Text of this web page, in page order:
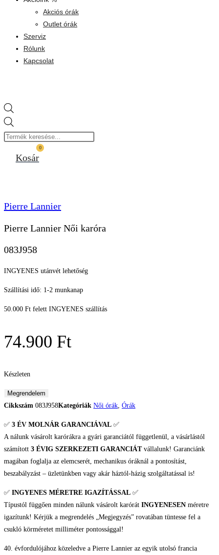
Akciós órák
Outlet órák
Szerviz
Rólunk
Kapcsolat
search
0
Kosár
Pierre Lannier
Pierre Lannier Női karóra
083J958
INGYENES utánvét lehetőség
Szállítási idő: 1-2 munkanap
50.000 Ft felett INGYENES szállítás
74.900 Ft
Készleten
Pierre
Lannier
karóra
Megrendelem
Cikkszám 083J958Kategóriák Női órák, Órák
✅ 3 ÉV MOLNÁR GARANCIÁVAL ✅
A nálunk vásárolt karórákra a gyári garanciától függetlenül, a vásárlástól
számított 3 ÉVIG SZERKEZETI GARANCIÁTvállalunk! Garanciánk
magában foglalja az elemcserét, mechanikus óráknál a pontosítást,
beszabályzást – üzletünkben vagy akár háztól-házig szolgáltatással is!
✅ INGYENES MÉRETRE IGAZÍTÁSSAL ✅
Típustól függően minden nálunk vásárolt karórát INGYENESEN méretre
igazítunk! Kérjük a megrendelés „Megjegyzés” rovatában tüntesse fel a
csukló körméretet milliméter pontossággal!
40. évfordulójához közeledve a Pierre Lannier az egyik utolsó francia